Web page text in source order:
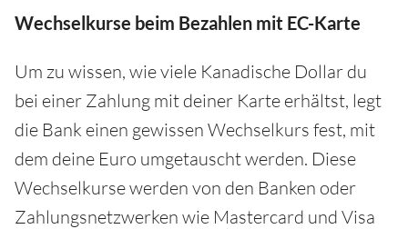
Wechselkurse beim Bezahlen mit EC-Karte
Um zu wissen, wie viele Kanadische Dollar du
bei einer Zahlung mit deiner Karte erhältst, legt
die Bank einen gewissen Wechselkurs fest, mit
dem deine Euro umgetauscht werden. Diese
Wechselkurse werden von den Banken oder
Zahlungsnetzwerken wie Mastercard und Visa